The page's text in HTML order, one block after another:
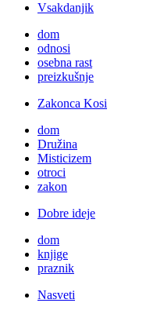
Vsakdanjik
dom
odnosi
osebna rast
preizkušnje
Zakonca Kosi
dom
Družina
Misticizem
otroci
zakon
Dobre ideje
dom
knjige
praznik
Nasveti